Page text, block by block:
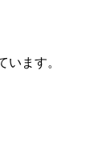
います。